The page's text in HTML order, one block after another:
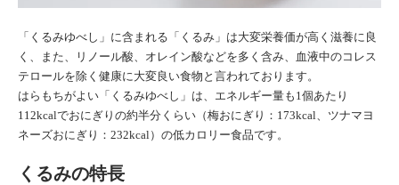
「くるみゆべし」に含まれる「くるみ」は大変栄養価が高く滋養に良
く、また、リノール酸、オレイン酸などを多く含み、血液中のコレス
テロールを除く健康に大変良い食物と言われております。
はらもちがよい「くるみゆべし」は、エネルギー量も1個あたり
112kcalでおにぎりの約半分くらい（梅おにぎり：173kcal、ツナマヨ
ネーズおにぎり：232kcal）の低カロリー食品です。
くるみの特長